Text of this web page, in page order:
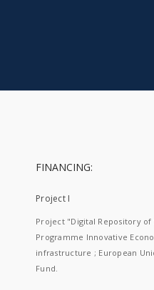
FINANCING:
Project I
Project "Digital Repository
Programme Innovative
infrastructure ; European
Fund.